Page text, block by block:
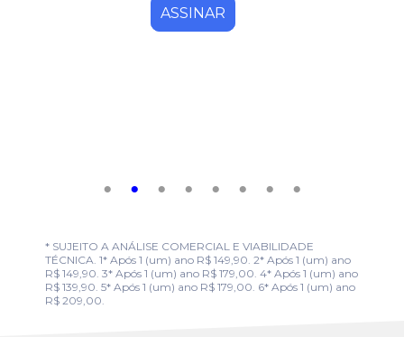
ASSINAR
* SUJEITO A ANÁLISE COMERCIAL E VIABILIDADE
TÉCNICA. 1* Após 1 (um) ano R$ 149,90. 2* Após 1 (um) ano
R$ 149,90. 3* Após 1 (um) ano R$ 179,00. 4* Após 1 (um) ano
R$ 139,90. 5* Após 1 (um) ano R$ 179,00. 6* Após 1 (um) ano
R$ 209,00.